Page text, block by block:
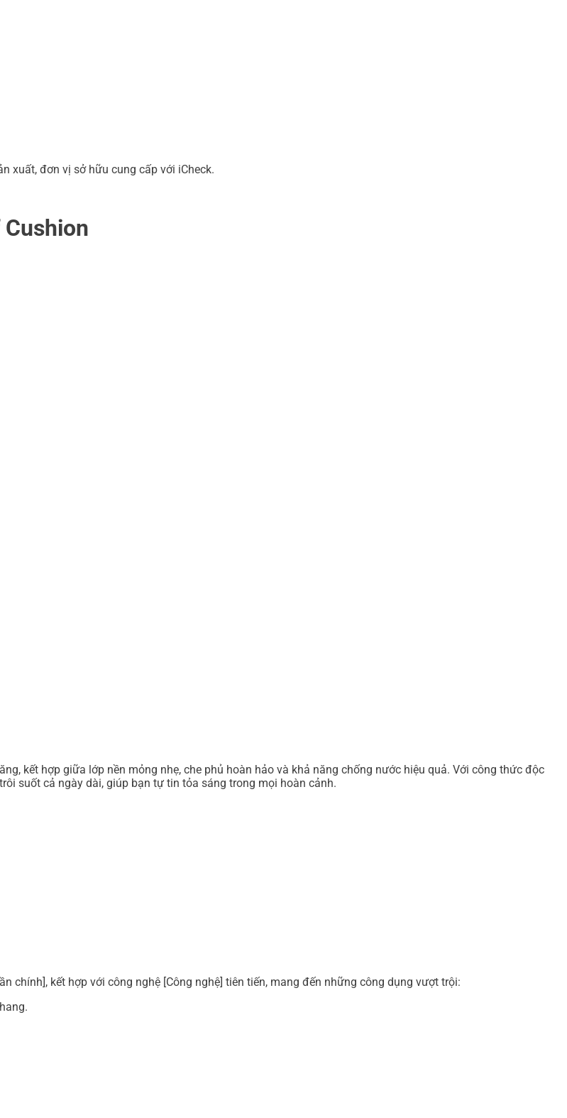
xuất, đơn vị sở hữu cung cấp với iCheck.
kết hợp giữa lớp nền mỏng nhẹ, che phủ hoàn hảo và khả năng chống nước hiệu quả. Với công thức độc
suốt cả ngày dài, giúp bạn tự tin tỏa sáng trong mọi hoàn cảnh.
chính], kết hợp với công nghệ [Công nghệ] tiên tiến, mang đến những công dụng vượt trội: